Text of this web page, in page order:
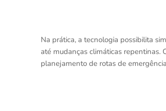
Na prática, a tecnologia possibilita
até mudanças climáticas repentinas.
planejamento de rotas de